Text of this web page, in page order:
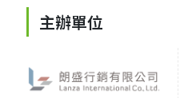
主辦單位